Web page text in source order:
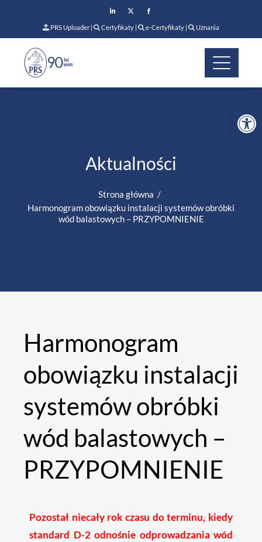
PRS Uploader | Certyfikaty | e-Certyfikaty | Uznania
Aktualności
Strona główna
Harmonogram obowiązku instalacji systemów obróbki
wód balastowych – PRZYPOMNIENIE
Harmonogram
obowiązku instalacji
systemów obróbki
wód balastowych –
PRZYPOMNIENIE
Pozostał niecały rok czasu do terminu, kiedy
standard D-2 odnośnie odprowadzania wód